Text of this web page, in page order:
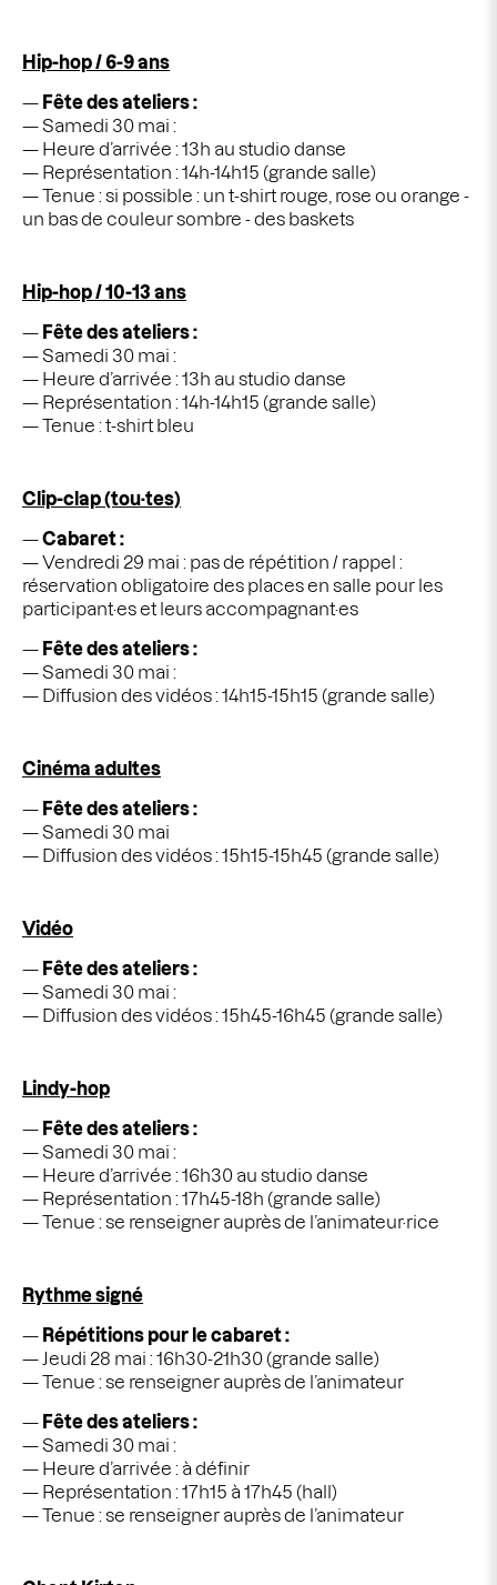
Hip-hop / 6-9 ans
Fête des ateliers :
Samedi 30 mai :
Heure d’arrivée : 13h au studio danse
Représentation : 14h-14h15 (grande salle)
Tenue : si possible : un t-shirt rouge, rose ou orange -
un bas de couleur sombre - des baskets
Hip-hop / 10-13 ans
Fête des ateliers :
Samedi 30 mai :
Heure d’arrivée : 13h au studio danse
Représentation : 14h-14h15 (grande salle)
Tenue : t-shirt bleu
Clip-clap (tou·tes)
Cabaret :
Vendredi 29 mai : pas de répétition / rappel :
réservation obligatoire des places en salle pour les
participant·es et leurs accompagnant·es
Fête des ateliers :
Samedi 30 mai :
Diffusion des vidéos : 14h15-15h15 (grande salle)
Cinéma adultes
Fête des ateliers :
Samedi 30 mai
Diffusion des vidéos : 15h15-15h45 (grande salle)
Vidéo
Fête des ateliers :
Samedi 30 mai :
Diffusion des vidéos : 15h45-16h45 (grande salle)
Lindy-hop
Fête des ateliers :
Samedi 30 mai :
Heure d’arrivée : 16h30 au studio danse
Représentation : 17h45-18h (grande salle)
Tenue : se renseigner auprès de l’animateur·rice
Rythme signé
Répétitions pour lecabaret :
Jeudi 28 mai : 16h30-21h30 (grande salle)
Tenue : se renseigner auprès de l’animateur
Fête des ateliers :
Samedi 30 mai :
Heure d’arrivée : à définir
Représentation : 17h15 à 17h45 (hall)
Tenue : se renseigner auprès de l’animateur